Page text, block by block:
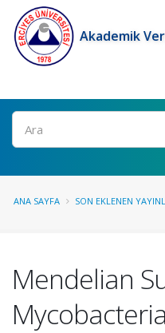
Akademik
Ara
ANA SAYFA SON EKLENEN
Mendelian